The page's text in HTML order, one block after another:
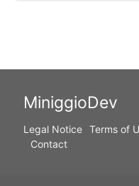
MiniggioDev
Legal Notice Terms of
Contact